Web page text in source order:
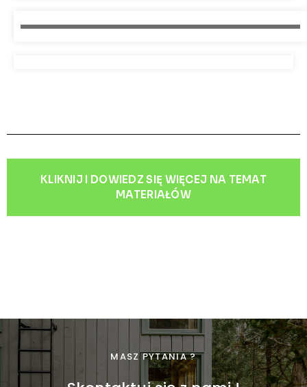
KLIKNIJ I DOWIEDZ SIĘ WIĘCEJ NA TEMAT
MATERIAŁÓW
MASZ PYTANIA ?